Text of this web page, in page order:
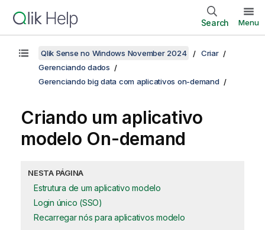
Search Menu
Qlik Sense no Windows November 2024
Criar
Gerenciando dados
Gerenciando big data com aplicativos on-demand
Criando um aplicativo
modelo On-demand
NESTA PÁGINA
Estrutura de um aplicativo modelo
Login único (SSO)
Recarregar nós para aplicativos modelo